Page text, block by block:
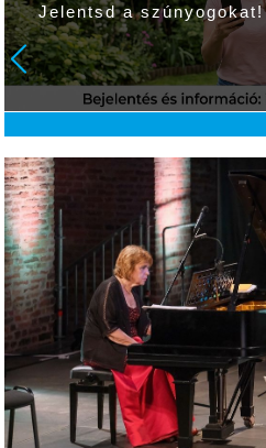
Jelentsd a szúnyogokat!